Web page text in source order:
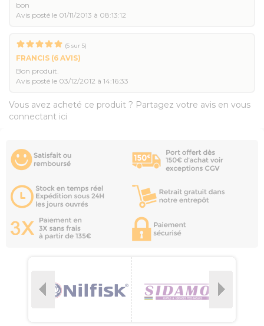
bon
Avis posté le 01/11/2013 à 08:13:12
(5 sur 5)
FRANCIS (6 AVIS)
Bon produit.
Avis posté le 03/12/2012 à 14:16:33
Vous avez acheté ce produit ? Partagez votre avis en vous
connectant ici